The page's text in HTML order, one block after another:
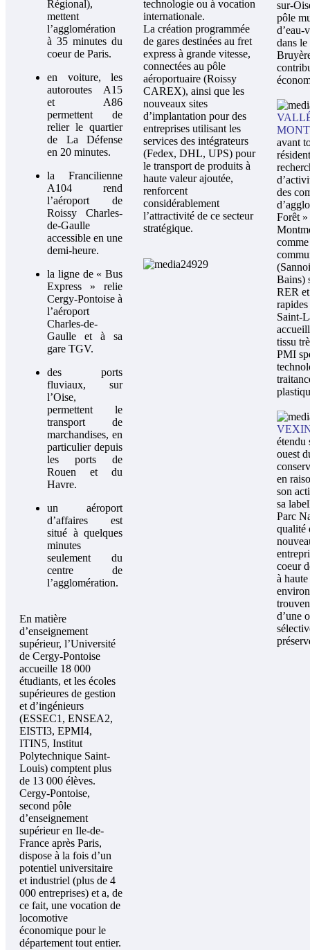
Régional),
mettent
l’agglomération
à 35 minutes du
coeur de Paris.
en voiture, les
autoroutes A15
et A86
permettent de
relier le quartier
de La Défense
en 20 minutes.
la Francilienne
A104 rend
l’aéroport de
Roissy Charles-
de-Gaulle
accessible en une
demi-heure.
la ligne de « Bus
Express » relie
Cergy-Pontoise à
l’aéroport
Charles-de-
Gaulle et à sa
gare TGV.
des ports
fluviaux, sur
l’Oise,
permettent le
transport de
marchandises, en
particulier depuis
les ports de
Rouen et du
Havre.
un aéroport
d’affaires est
situé à quelques
minutes
seulement du
centre de
l’agglomération.
En matière
d’enseignement
supérieur, l’Université
de Cergy-Pontoise
accueille 18 000
étudiants, et les écoles
supérieures de gestion
et d’ingénieurs
(ESSEC1, ENSEA2,
EISTI3, EPMI4,
ITIN5, Institut
Polytechnique Saint-
Louis) comptent plus
de 13 000 élèves.
Cergy-Pontoise,
second pôle
d’enseignement
supérieur en Ile-de-
France après Paris,
dispose à la fois d’un
potentiel universitaire
et industriel (plus de 4
000 entreprises) et a, de
ce fait, une vocation de
locomotive
économique pour le
département tout entier.
technologie ou à vocation
internationale.
La création programmée
de gares destinées au fret
express à grande vitesse,
connectées au pôle
aéroportuaire (Roissy
CAREX), ainsi que les
nouveaux sites
d’implantation pour des
entreprises utilisant les
services des intégrateurs
(Fedex, DHL, UPS) pour
le transport de produits à
haute valeur ajoutée,
renforcent
considérablement
l’attractivité de ce secteur
stratégique.
sur-
pôle
d’eau-
dans le
avant
des
Forêt »
Bains)
RER
Saint-
tissu
PMI
étendu
ouest
en
son
sa
Parc
qualité
coeur
à
d’une